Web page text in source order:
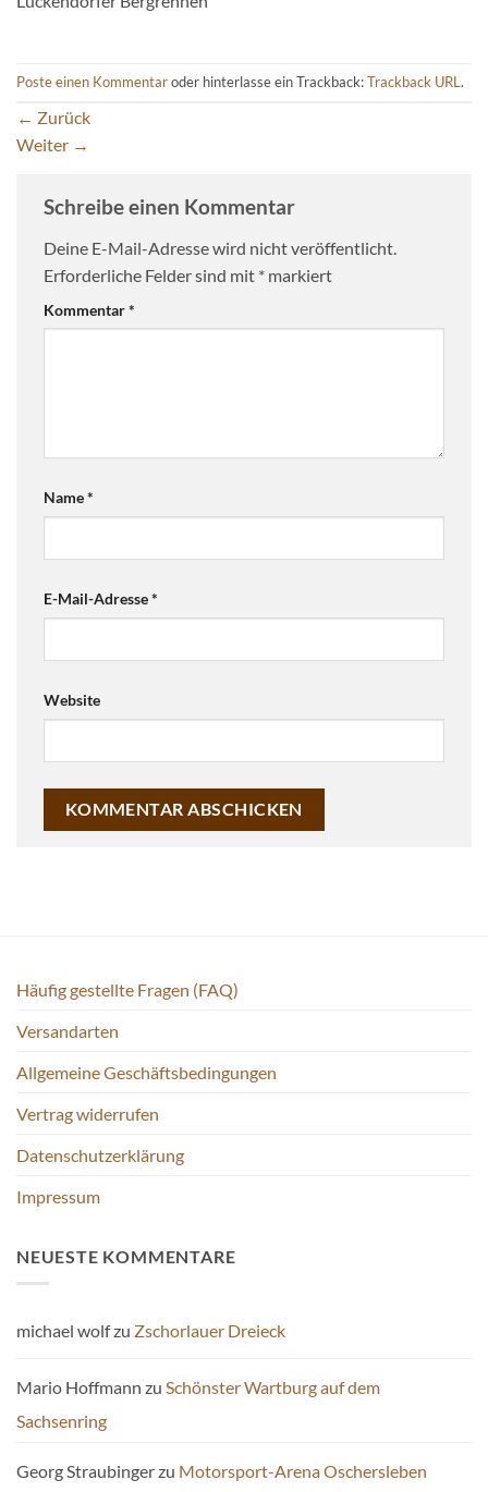
Poste einen Kommentaroder hinterlasse ein Trackback:Trackback URL.
← Zurück
Weiter →
Schreibe einen Kommentar
Deine E-Mail-Adresse wird nicht veröffentlicht.
Erforderliche Felder sind mit * markiert
Kommentar*
Name*
E-Mail-Adresse*
Website
Häufig gestellte Fragen (FAQ)
Versandarten
Allgemeine Geschäftsbedingungen
Vertrag widerrufen
Datenschutzerklärung
Impressum
NEUESTE KOMMENTARE
michael wolfzu Zschorlauer Dreieck
Mario Hoffmann zu Schönster Wartburg auf dem
Sachsenring
Georg Straubingerzu Motorsport-Arena Oschersleben